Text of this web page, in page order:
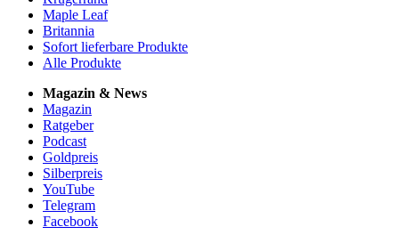
Maple Leaf
Britannia
Sofort lieferbare Produkte
Alle Produkte
Magazin & News
Magazin
Ratgeber
Podcast
Goldpreis
Silberpreis
YouTube
Telegram
Facebook